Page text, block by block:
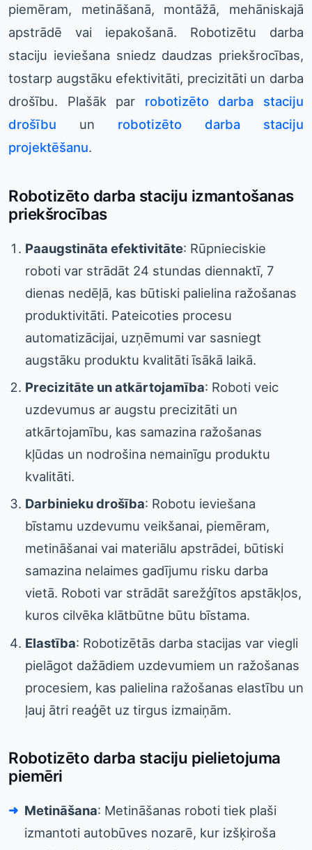
piemēram, metināšanā, montāžā, mehāniskajā
apstrādē vai iepakošanā. Robotizētu darba
staciju ieviešana sniedz daudzas priekšrocības,
tostarp augstāku efektivitāti, precizitāti un darba
drošību. Plašāk par robotizēto darba staciju
drošību un robotizēto darba staciju
projektēšanu.
Robotizēto darba staciju izmantošanas
priekšrocības
Paaugstināta efektivitāte: Rūpnieciskie
roboti var strādāt 24 stundas diennaktī, 7
dienas nedēļā, kas būtiski palielina ražošanas
produktivitāti. Pateicoties procesu
automatizācijai, uzņēmumi var sasniegt
augstāku produktu kvalitāti īsākā laikā.
Precizitāte un atkārtojamība: Roboti veic
uzdevumus ar augstu precizitāti un
atkārtojamību, kas samazina ražošanas
kļūdas un nodrošina nemainīgu produktu
kvalitāti.
Darbinieku drošība: Robotu ieviešana
bīstamu uzdevumu veikšanai, piemēram,
metināšanai vai materiālu apstrādei, būtiski
samazina nelaimes gadījumu risku darba
vietā. Roboti var strādāt sarežģītos apstākļos,
kuros cilvēka klātbūtne būtu bīstama.
Elastība: Robotizētās darba stacijas var viegli
pielāgot dažādiem uzdevumiem un ražošanas
procesiem, kas palielina ražošanas elastību un
ļauj ātri reaģēt uz tirgus izmaiņām.
Robotizēto darba staciju pielietojuma
piemēri
Metināšana: Metināšanas roboti tiek plaši
izmantoti autobūves nozarē, kur izšķiroša